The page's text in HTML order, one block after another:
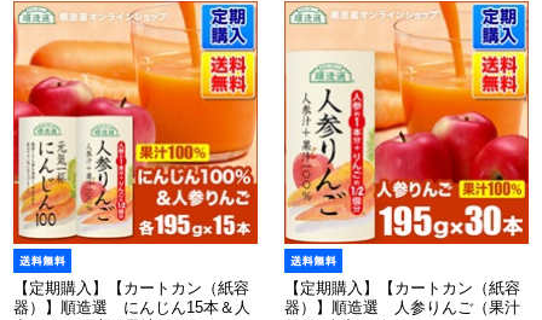
【定期購入】【カートカン（紙容
器）】順造選 にんじん15本＆人
【定期購入】【カートカン（紙容
器）】順造選 人参りんご（果汁